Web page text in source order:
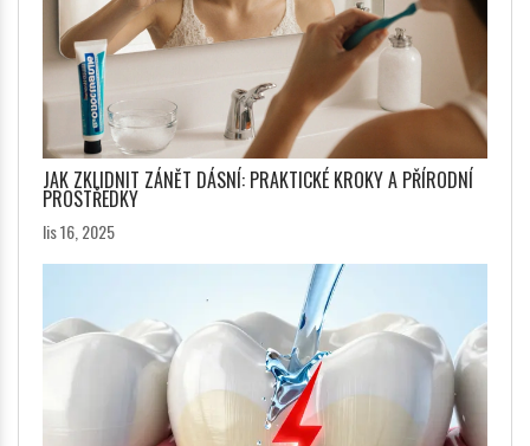
JAK ZKLIDNIT ZÁNĚT DÁSNÍ: PRAKTICKÉ KROKY A PŘÍRODNÍ
PROSTŘEDKY
lis 16, 2025